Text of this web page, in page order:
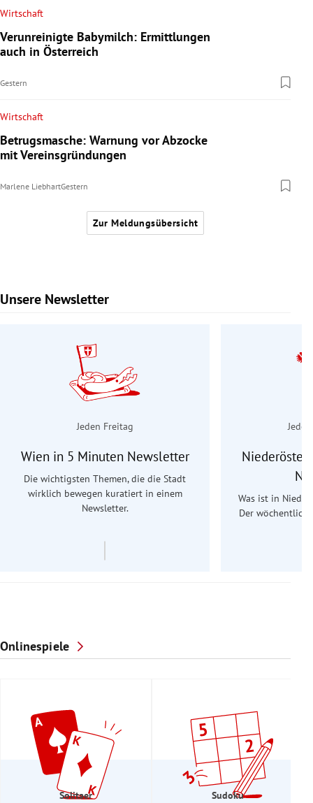
Wirtschaft
Verunreinigte Babymilch: Ermittlungen
auch in Österreich
Gestern
Wirtschaft
Betrugsmasche: Warnung vor Abzocke
mit Vereinsgründungen
Marlene LiebhartGestern
Zur Meldungsübersicht
Unsere Newsletter
Slide 1 von 9
Jeden Freitag
Wien in 5 Minuten Newsletter
Die wichtigsten Themen, die die Stadt
wirklich bewegen kuratiert in einem
Newsletter.
Was ist in
Der
Onlinespiele
Solitaer Sudoku